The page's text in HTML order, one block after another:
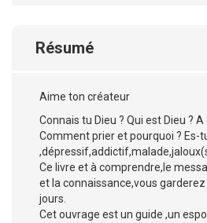
Résumé
Aime ton créateur
Connais tu Dieu ? Qui est Dieu ?
Comment prier et pourquoi ? Es-
Ce livre et à comprendre,le
et la connaissance,vous
jours.
Cet ouvrage est un guide ,un